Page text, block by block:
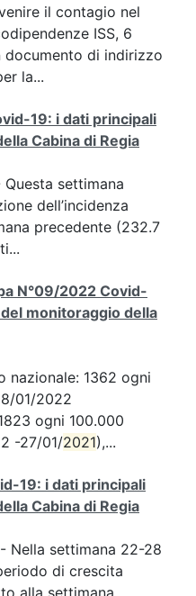
il contagio nel
ISS, 6
documento di indirizzo
la...
19: i dati principali
Cabina di Regia
Questa settimana
dell’incidenza
precedente (232.7
N°09/2022 Covid-
monitoraggio della
nazionale: 1362 ogni
01/2022
ogni 100.000
-27/01/2021),...
19: i dati principali
Cabina di Regia
- Nella settimana 22-28
di crescita
alla settimana